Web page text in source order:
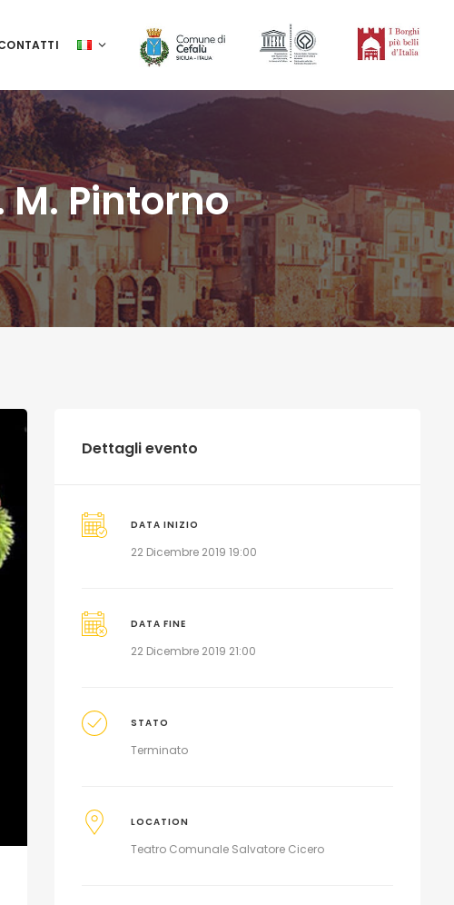
Pintorno
Dettagli evento
DATA INIZIO
22 Dicembre 2019 19:00
DATA FINE
22 Dicembre 2019 21:00
STATO
Terminato
LOCATION
Teatro Comunale Salvatore Cicero